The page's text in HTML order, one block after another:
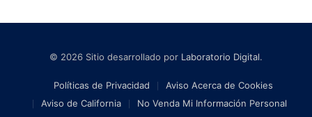
© 2026 Sitio desarrollado por Laboratorio Digital.
Políticas de Privacidad
Aviso Acerca de Cookies
Aviso de California
No Venda Mi Información Personal